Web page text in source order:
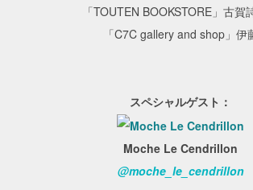
「TOUTEN BOOKSTORE」古賀
「C7C gallery and shop」伊
スペシャルゲスト：
Moche Le Cendrillon
@moche_le_cendrillon